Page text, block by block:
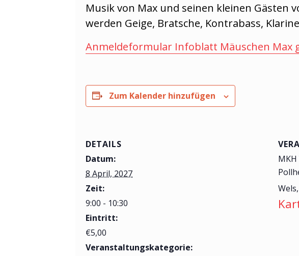
Musik von Max und seinen kleinen Gästen
werden Geige, Bratsche, Kontrabass,
Anmeldeformular Infoblatt Mäuschen Max
Zum Kalender hinzufügen
DETAILS
Datum:
8 April, 2027
Zeit:
9:00 - 10:30
Eintritt:
€5,00
Veranstaltungskategorie:
MKH
Wels,